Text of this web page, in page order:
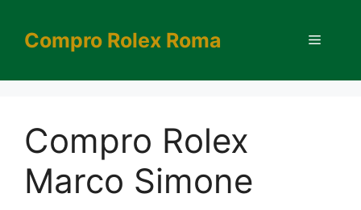
contenuto
Compro Rolex Roma Menu
Compro Rolex
Marco Simone